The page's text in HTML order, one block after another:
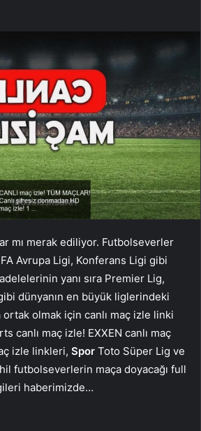
mı merak ediliyor. Futbolseverler
Avrupa Ligi, Konferans Ligi gibi
yanı sıra Premier Lig,
dünyanın en büyük liglerindeki
ortak olmak için canlı maç izle linki
canlı maç izle! EXXEN canlı maç
izle linkleri, Spor Toto Süper Lig ve
futbolseverlerin maça doyacağı full
haberimizde…